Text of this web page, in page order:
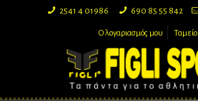
2541 4 01986 690 85 55 842
Ο λογαριασμός μου Ταμείο